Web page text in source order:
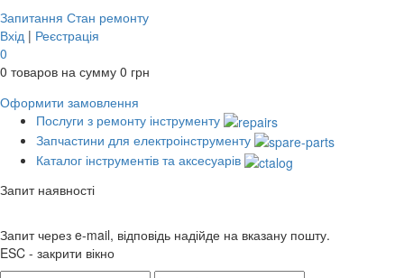
Запитання Стан ремонту
Вхід | Реєстрація
0
0 товаров на сумму 0 грн
Оформити замовлення
Послуги з ремонту інструменту
Запчастини для електроінструменту
Каталог інструментів та аксесуарів
Запит наявності
Запит через e-mail, відповідь надійде на вказану пошту.
ESC - закрити вікно